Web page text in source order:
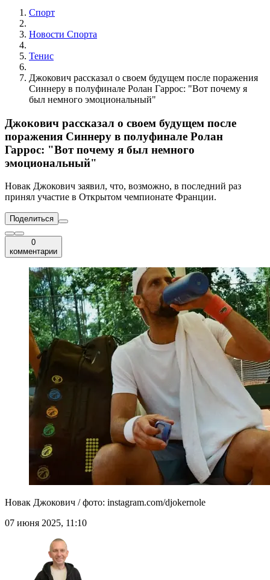
Спорт
Новости Cпорта
Тенис
Джокович рассказал о своем будущем после поражения
Синнеру в полуфинале Ролан Гаррос: "Вот почему я
был немного эмоциональный"
Джокович рассказал о своем будущем после
поражения Синнеру в полуфинале Ролан
Гаррос: "Вот почему я был немного
эмоциональный"
Новак Джокович заявил, что, возможно, в последний раз
принял участие в Открытом чемпионате Франции.
Поделиться
0
комментарии
Новак Джокович / фото: instagram.com/djokernole
07 июня 2025, 11:10